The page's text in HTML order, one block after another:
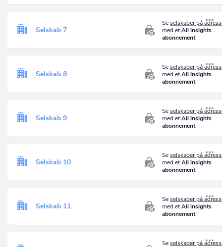
Seselskaber på
med etAll insights
abonnement
Selskab 7
Seselskaber på
med etAll insights
abonnement
Selskab 8
Seselskaber på
med etAll insights
abonnement
Selskab 9
Seselskaber på
med etAll insights
abonnement
Selskab 10
Seselskaber på
med etAll insights
abonnement
Selskab 11
Seselskaber på